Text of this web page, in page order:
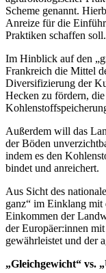
Scheme genannt.
Anreize für die
Praktiken schaffen soll.
Im Hinblick auf den
Frankreich die Mittel
Diversifizierung der
Hecken zu fördern,
Außerdem will das
der Böden
indem es den
bindet und anreichert.
Aus Sicht des
ganz“ im Einklang
Einkommen der
der Europäer:innen
gewährleistet und der
„Gleichgewicht“ vs.